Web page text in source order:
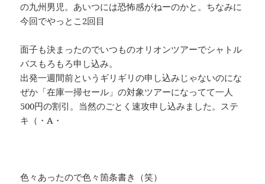
の九州男児。あいつには恐怖感がねーのかと。ちなみに
今回でやっとこ2回目
面子も決まったのでいつものオリオンツアーでシャトル
バスもろもろ申し込み。
出発一週間前というギリギリの申し込みじゃないのにな
ぜか「在庫一掃セール」の対象ツアーになってて一人
500円の割引。当然のごとく速攻申し込みました。ステ
キ（・А・
色々あったので色々箇条書き（笑）